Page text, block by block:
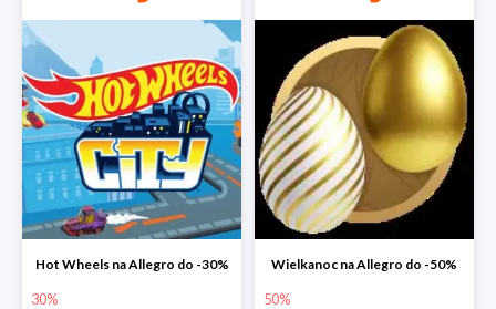
Hot Wheels na Allegro do -30%
30%
Wielkanoc na Allegro do -50%
50%